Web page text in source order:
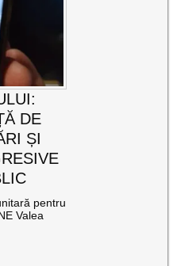
DE
ȘI
pentru
Valea